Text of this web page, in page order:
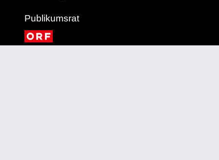
Publikumsrat